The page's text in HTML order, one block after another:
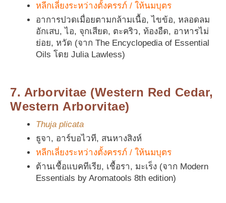
หลีกเลี่ยงระหว่างตั้งครรภ์ / ให้นมบุตร
อาการปวดเมื่อยตามกล้ามเนื้อ, ไขข้อ, หลอดลม
อักเสบ, ไอ, จุกเสียด, ตะคริว, ท้องอืด, อาหารไม่
ย่อย, หวัด (จาก The Encyclopedia of Essential
Oils โดย Julia Lawless)
7. Arborvitae (Western Red Cedar,
Western Arborvitae)
Thuja plicata
ธูจา, อาร์บอไวที, สนหางสิงห์
หลีกเลี่ยงระหว่างตั้งครรภ์ / ให้นมบุตร
ต้านเชื้อแบคทีเรีย, เชื้อรา, มะเร็ง (จาก Modern
Essentials by Aromatools 8th edition)